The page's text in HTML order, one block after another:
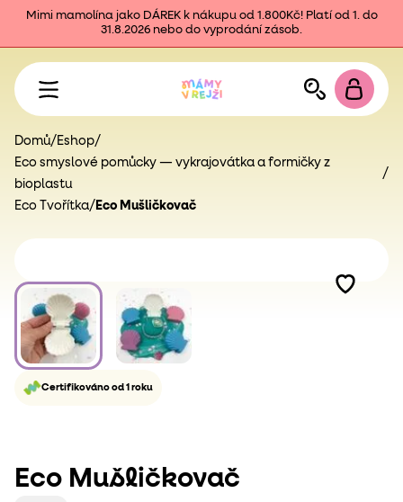
Mimi mamolína jako DÁREK k nákupu od 1.800Kč! Platí od 1. do
31.8.2026 nebo do vyprodání zásob.
Domů/ Eshop/
Eco smyslové pomůcky — vykrajovátka a formičky z
bioplastu
/
Eco Tvořítka/ Eco Mušličkovač
Certifikováno od 1 roku
Eco Mušličkovač